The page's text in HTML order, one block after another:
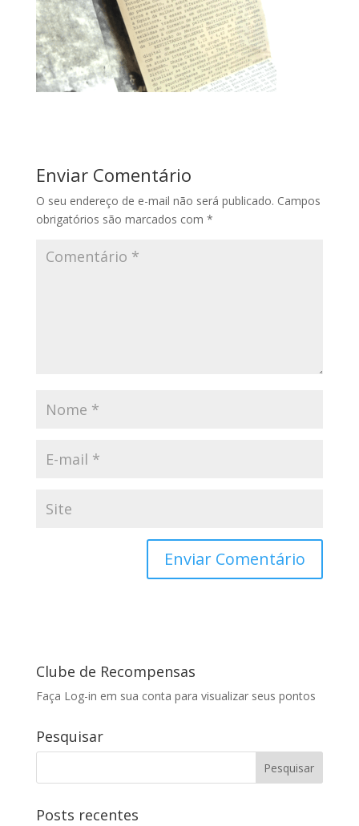
Enviar Comentário
O seu endereço de e-mail não será publicado. Campos
obrigatórios são marcados com *
Clube de Recompensas
Faça Log-in em sua conta para visualizar seus pontos
Pesquisar
Posts recentes